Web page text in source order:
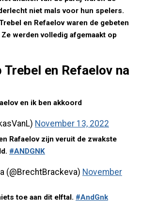
niet mals voor hun spelers.
en Refaelov waren de gebeten
werden volledig afgemaakt op
Trebel en Refaelov na
en ik ben akkoord
November 13, 2022
Rafaelov zijn veruit de zwakste
#ANDGNK
(@BrechtBrackeva) November
toe aan dit elftal. #AndGnk